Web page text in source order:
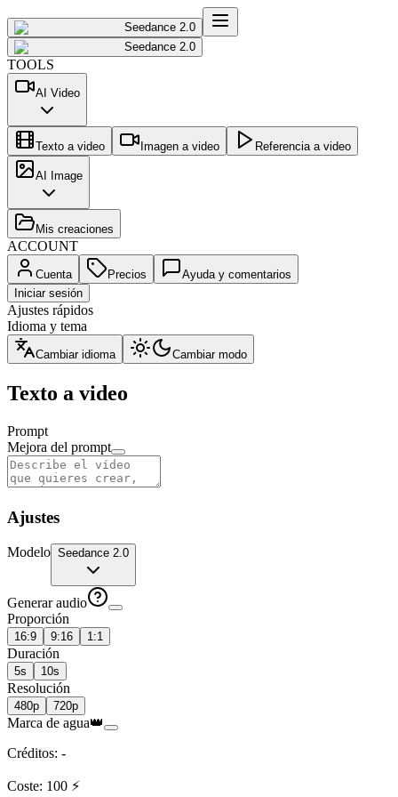
Seedance 2.0
Seedance 2.0
TOOLS
AI Video
Texto a video Imagen a video Referencia a video
AI Image
Mis creaciones
ACCOUNT
Cuenta Precios
Ayuda y comentarios
Iniciar sesión
Ajustes rápidos
Idioma y tema
Cambiar idioma Cambiar modo
Texto a video
Prompt
Mejora del prompt
Ajustes
Modelo Seedance 2.0
Generar audio
Proporción
16:9 9:16 1:1
Duración
5s 10s
Resolución
480p 720p
Marca de agua👑
Créditos: -
Coste: 100 ⚡